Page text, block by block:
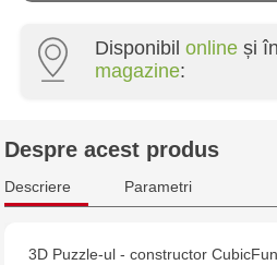
Disponibil online și în
magazine:
Multistore Centru - bd.
Despre acest produs
Descriere Parametri
3D Puzzle-ul - constructor